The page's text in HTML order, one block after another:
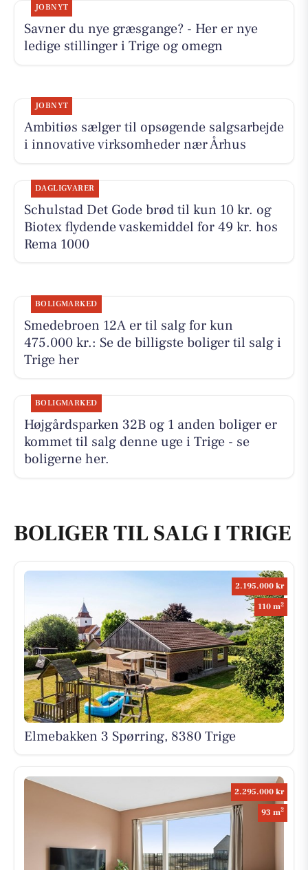
JOBNYT
Savner du nye græsgange? - Her er nye
ledige stillinger i Trige og omegn
JOBNYT
Ambitiøs sælger til opsøgende salgsarbejde
i innovative virksomheder nær Århus
DAGLIGVARER
Schulstad Det Gode brød til kun 10 kr. og
Biotex flydende vaskemiddel for 49 kr. hos
Rema 1000
BOLIGMARKED
Smedebroen 12A er til salg for kun
475.000 kr.: Se de billigste boliger til salg i
Trige her
BOLIGMARKED
Højgårdsparken 32B og 1 anden boliger er
kommet til salg denne uge i Trige - se
boligerne her.
BOLIGER TIL SALG I TRIGE
2.195.000 kr
110 m2
Elmebakken 3 Spørring, 8380 Trige
2.295.000 kr
93 m2